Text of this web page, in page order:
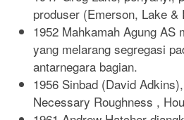
produser (Emerson, Lake &
1952 Mahkamah Agung AS
yang melarang segregasi
antarnegara bagian.
1956 Sinbad (David
Necessary Roughness ,